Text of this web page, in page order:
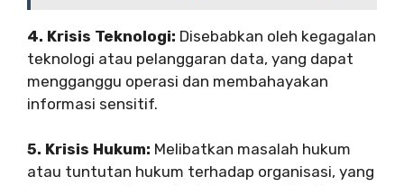
4. Krisis Teknologi: Disebabkan oleh kegagalan
teknologi atau pelanggaran data, yang dapat
mengganggu operasi dan membahayakan
informasi sensitif.
5. Krisis Hukum: Melibatkan masalah hukum
atau tuntutan hukum terhadap organisasi, yang